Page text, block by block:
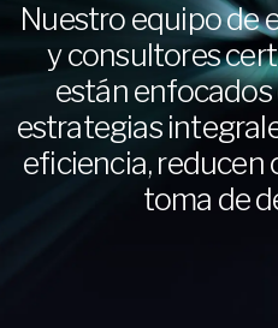
Nuestro equipo de
y consultores
están
estrategias
eficiencia, reducen
toma de